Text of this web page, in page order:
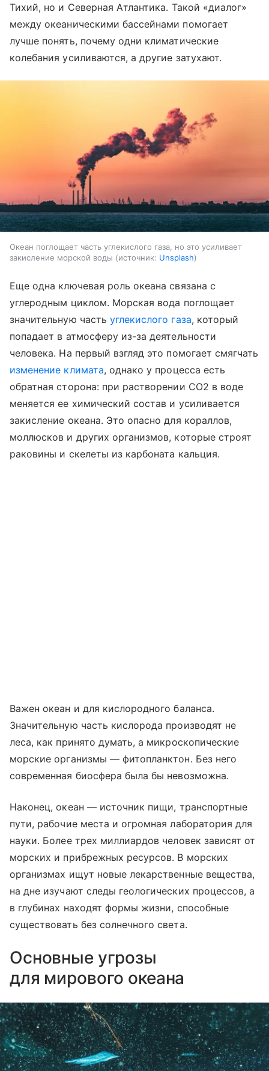
Тихий, но и Северная Атлантика. Такой «диалог»
между океаническими бассейнами помогает
лучше понять, почему одни климатические
колебания усиливаются, а другие затухают.
Океан поглощает часть углекислого газа, но это усиливает
закисление морской воды
источник: Unsplash
Еще одна ключевая роль океана связана с
углеродным циклом. Морская вода поглощает
значительную часть углекислого газа, который
попадает в атмосферу из-за деятельности
человека. На первый взгляд это помогает смягчать
изменение климата, однако у процесса есть
обратная сторона: при растворении CO2 в воде
меняется ее химический состав и усиливается
закисление океана. Это опасно для кораллов,
моллюсков и других организмов, которые строят
раковины и скелеты из карбоната кальция.
Важен океан и для кислородного баланса.
Значительную часть кислорода производят не
леса, как принято думать, а микроскопические
морские организмы — фитопланктон. Без него
современная биосфера была бы невозможна.
Наконец, океан — источник пищи, транспортные
пути, рабочие места и огромная лаборатория для
науки. Более трех миллиардов человек зависят от
морских и прибрежных ресурсов. В морских
организмах ищут новые лекарственные вещества,
на дне изучают следы геологических процессов, а
в глубинах находят формы жизни, способные
существовать без солнечного света.
Основные угрозы
для мирового океана